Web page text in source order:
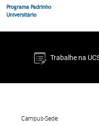
Programa Padrinho
Universitário
Trabalhe na
Campus-Sede: